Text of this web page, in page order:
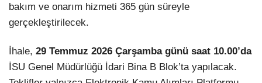
bakım ve onarım hizmeti 365 gün süreyle
gerçekleştirilecek.
İhale, 29 Temmuz 2026 Çarşamba günü saat 10.00’da
İSU Genel Müdürlüğü İdari Bina B Blok’ta yapılacak.